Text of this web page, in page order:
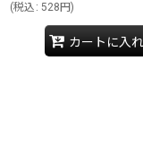
(税込 : 528 円)
カートに入